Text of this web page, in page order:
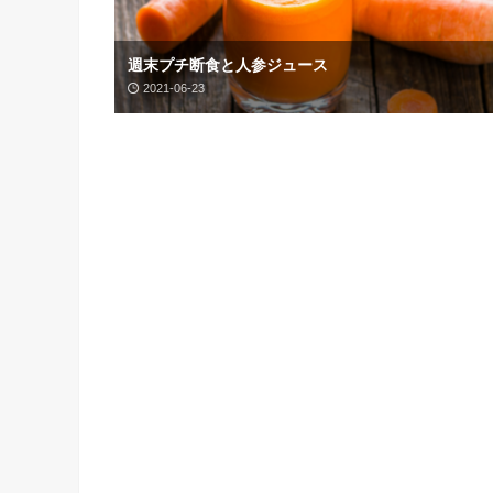
週末プチ断食と人参ジュース
2021-06-23